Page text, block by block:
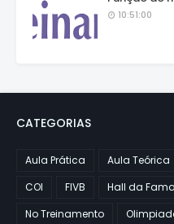
10:51:00
CATEGORIAS
Aula Prática Aula Teórica
COI
FIVB Hall da Fama
No Treinamento